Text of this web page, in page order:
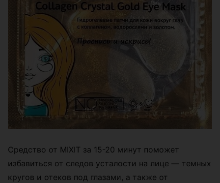
Средство от MIXIT за 15-20 минут поможет
избавиться от следов усталости на лице — темных
кругов и отеков под глазами, а также от